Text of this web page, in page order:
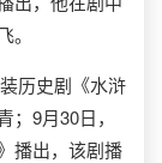
历史剧《水浒
9月30日，
播出，该剧播